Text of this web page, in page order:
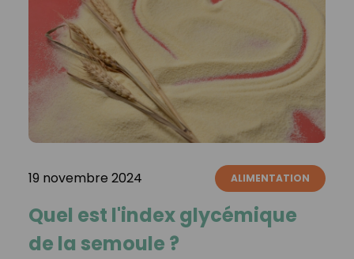
19 novembre 2024 ALIMENTATION
Quel est l'index glycémique
de la semoule ?